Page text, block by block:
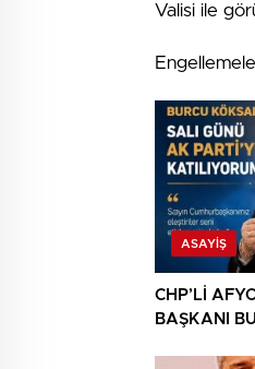
Valisi ile
ASAYIŞ
CHP’Lİ
BAŞKANI